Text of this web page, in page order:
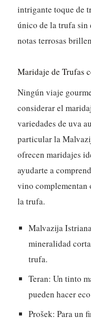
intrigante toque de
único de la trufa sin
notas terrosas
Maridaje de Trufas
Ningún viaje
considerar el
variedades de uva
particular la
ofrecen maridajes
ayudarte a
vino complementan
la trufa.
Malvazija
mineralidad
trufa.
Teran: Un tinto
pueden hacer
Prošek: Para un